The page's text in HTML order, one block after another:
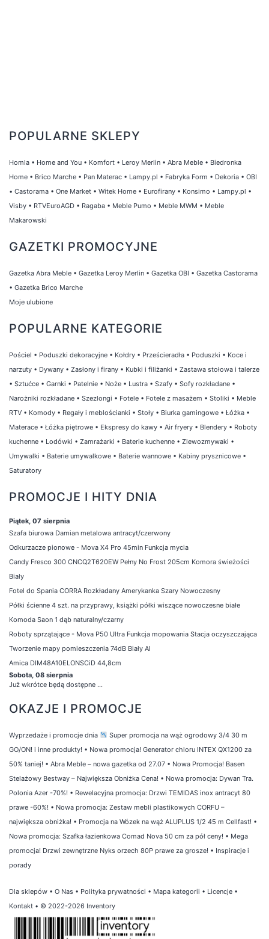
POPULARNE SKLEPY
Homla • Home and You • Komfort • Leroy Merlin • Abra Meble • Biedronka
Home • Brico Marche • Pan Materac • Lampy.pl • Fabryka Form • Dekoria • OBI
• Castorama • One Market • Witek Home • Eurofirany • Konsimo • Lampy.pl •
Visby • RTVEuroAGD • Ragaba • Meble Pumo • Meble MWM • Meble
Makarowski
GAZETKI PROMOCYJNE
Gazetka Abra Meble • Gazetka Leroy Merlin • Gazetka OBI • Gazetka Castorama
• Gazetka Brico Marche
Moje ulubione
POPULARNE KATEGORIE
Pościel • Poduszki dekoracyjne • Kołdry • Prześcieradła • Poduszki • Koce i
narzuty • Dywany • Zasłony i firany • Kubki i filiżanki • Zastawa stołowa i talerze
• Sztućce • Garnki • Patelnie • Noże • Lustra • Szafy • Sofy rozkładane •
Narożniki rozkładane • Szezlongi • Fotele • Fotele z masażem • Stoliki • Meble
RTV • Komody • Regały i meblościanki • Stoły • Biurka gamingowe • Łóżka •
Materace • Łóżka piętrowe • Ekspresy do kawy • Air fryery • Blendery • Roboty
kuchenne • Lodówki • Zamrażarki • Baterie kuchenne • Zlewozmywaki •
Umywalki • Baterie umywalkowe • Baterie wannowe • Kabiny prysznicowe •
Saturatory
PROMOCJE I HITY DNIA
Piątek, 07 sierpnia
Szafa biurowa Damian metalowa antracyt/czerwony
Odkurzacze pionowe - Mova X4 Pro 45min Funkcja mycia
Candy Fresco 300 CNCQ2T620EW Pełny No Frost 205cm Komora świeżości
Biały
Fotel do Spania CORRA Rozkładany Amerykanka Szary Nowoczesny
Półki ścienne 4 szt. na przyprawy, książki półki wiszące nowoczesne białe
Komoda Saon 1 dąb naturalny/czarny
Roboty sprzątające - Mova P50 Ultra Funkcja mopowania Stacja oczyszczająca
Tworzenie mapy pomieszczenia 74dB Biały AI
Amica DIM48A10ELONSCiD 44,8cm
Sobota, 08 sierpnia
Już wkrótce będą dostępne ...
OKAZJE I PROMOCJE
Wyprzedaże i promocje dnia
Super promocja na wąż ogrodowy 3/4 30 m
GO/ON! i inne produkty! • Nowa promocja! Generator chloru INTEX QX1200 za
50% taniej! • Abra Meble – nowa gazetka od 27.07 • Nowa Promocja! Basen
Stelażowy Bestway – Największa Obniżka Cena! • Nowa promocja: Dywan Tra.
Polonia Azer -70%! • Rewelacyjna promocja: Drzwi TEMIDAS inox antracyt 80
prawe -60%! • Nowa promocja: Zestaw mebli plastikowych CORFU –
największa obniżka! • Promocja na Wózek na wąż ALUPLUS 1/2 45 m Cellfast! •
Nowa promocja: Szafka łazienkowa Comad Nova 50 cm za pół ceny! • Mega
promocja! Drzwi zewnętrzne Nyks orzech 80P prawe za grosze! • Inspiracje i
porady
Dla sklepów • O Nas • Polityka prywatności • Mapa kategorii • Licencje •
Kontakt • © 2022-2026 Inventory